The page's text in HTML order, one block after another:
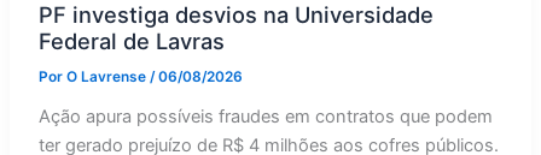
PF investiga desvios na Universidade
Federal de Lavras
Por O Lavrense /06/08/2026
Ação apura possíveis fraudes em contratos que podem
ter gerado prejuízo de R$ 4 milhões aos cofres públicos.